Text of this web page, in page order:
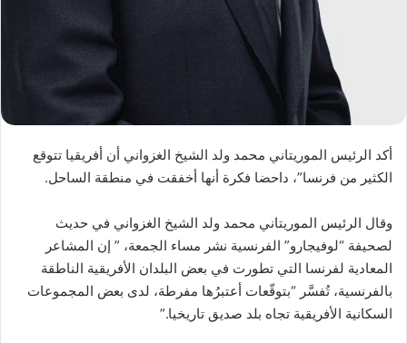
أكد الرئيس الموريتاني محمد ولد الشيخ الغزواني أن أفريقيا تتوقع
الكثير من فرنسا”، داحضا فكرة أنها أخفقت في منطقة الساحل.
وقال الرئيس الموريتاني محمد ولد الشيخ الغزواني في حديث
لصحيفة “لوفيجارو” الفرنسية نشر مساء الجمعة، ” إن المشاعر
المعادية لفرنسا التي تطورت في بعض البلدان الأفريقية الناطقة
بالفرنسية، تُفسَّر “بتوقّعات أعتبرُها مفرطة، لدى بعض المجموعات
السكانية الأفريقية تجاه بلد صديق تاريخيا.”